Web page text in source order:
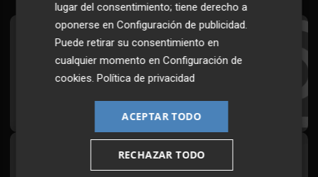
Suscríbete al Boletín
Todos los días a primera hora en tu email
¡Quiero suscribirme!
Síguenos en redes
lugar del consentimiento; tiene derecho a
oponerse enConfiguración de publicidad.
Puede retirar su consentimiento en
cualquier momento enConfiguración de
cookies.Política de privacidad
ACEPTAR TODO
RECHAZAR TODO